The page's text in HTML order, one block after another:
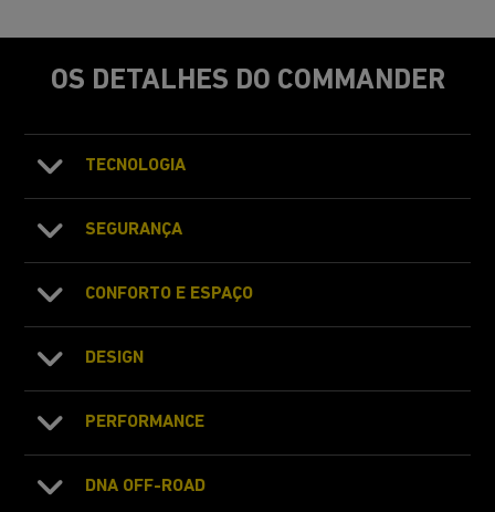
OS DETALHES DO COMMANDER
TECNOLOGIA
SEGURANÇA
CONFORTO E ESPAÇO
DESIGN
PERFORMANCE
DNA OFF-ROAD